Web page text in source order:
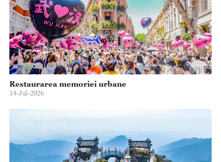
Restaurarea memoriei urbane
14-Jul-2026